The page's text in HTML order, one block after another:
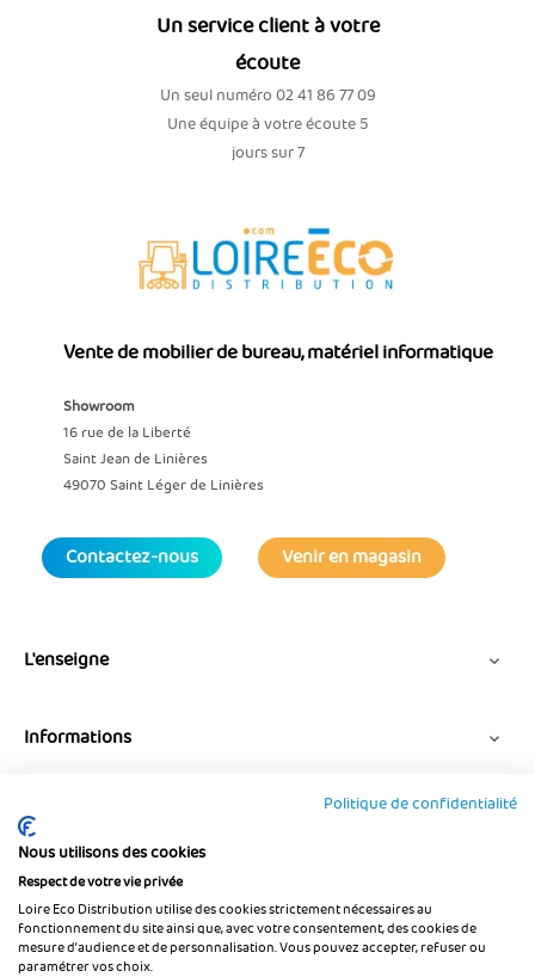
Un service client à votre
écoute
Un seul numéro 02 41 86 77 09
Une équipe à votre écoute 5
jours sur 7
Vente de mobilier de bureau, matériel informatique
Showroom
16 rue de la Liberté
Saint Jean de Linières
49070 Saint Léger de Linières
Contactez-nous Venir en magasin
L'enseigne 
Informations 
Suivez-nous
Politique de confidentialité
Nous utilisons des cookies
Respect de votre vie privée
Loire Eco Distribution utilise des cookies strictement nécessaires au
fonctionnement du site ainsi que, avec votre consentement, des cookies de
mesure d’audience et de personnalisation. Vous pouvez accepter, refuser ou
paramétrer vos choix.